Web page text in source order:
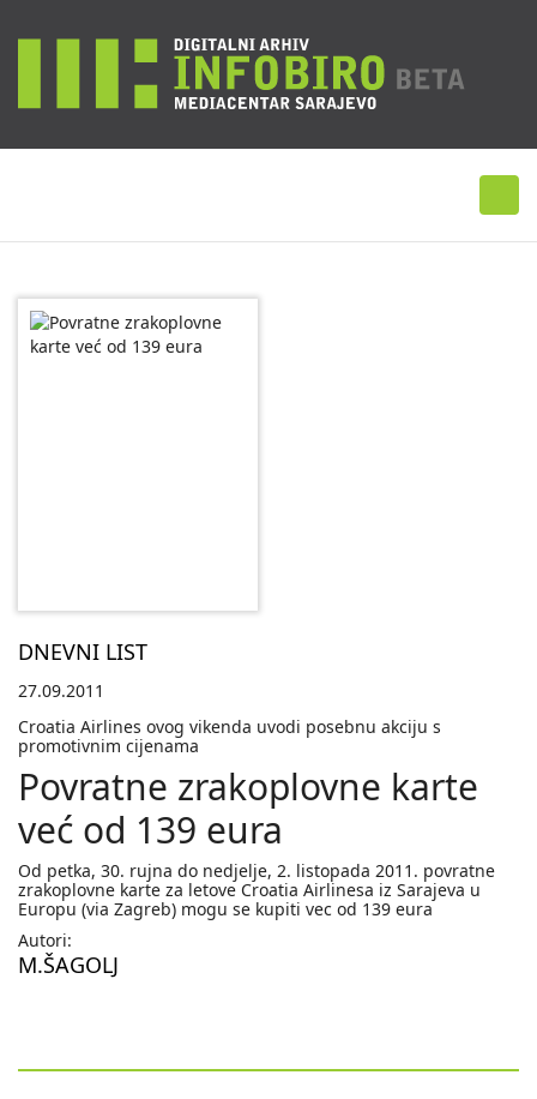
DNEVNI LIST
27.09.2011
Croatia Airlines ovog vikenda uvodi posebnu akciju s
promotivnim cijenama
Povratne zrakoplovne karte
već od 139 eura
Od petka, 30. rujna do nedjelje, 2. listopada 2011. povratne
zrakoplovne karte za letove Croatia Airlinesa iz Sarajeva u
Europu (via Zagreb) mogu se kupiti vec od 139 eura
Autori:
M.ŠAGOLJ